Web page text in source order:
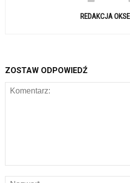
REDAKCJA
ZOSTAW ODPOWIEDŹ